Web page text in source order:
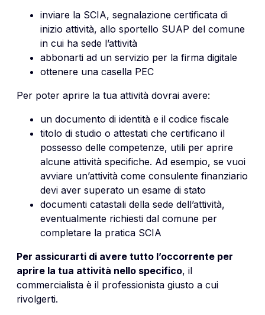
inviare la SCIA, segnalazione certificata di
inizio attività, allo sportello SUAP del comune
in cui ha sede l’attività
abbonarti ad un servizio per la firma digitale
ottenere una casella PEC
Per poter aprire la tua attività dovrai avere:
un documento di identità e il codice fiscale
titolo di studio o attestati che certificano il
possesso delle competenze, utili per aprire
alcune attività specifiche. Ad esempio, se vuoi
avviare un’attività come consulente finanziario
devi aver superato un esame di stato
documenti catastali della sede dell’attività,
eventualmente richiesti dal comune per
completare la pratica SCIA
Per assicurarti di avere tutto l’occorrente per
aprire la tua attività nello specifico, il
commercialista è il professionista giusto a cui
rivolgerti.